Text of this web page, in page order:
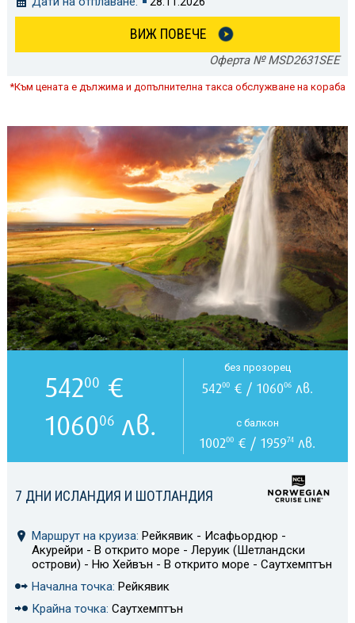
ВИЖ ПОВЕЧЕ
Оферта № MSD2631SEE
*Към цената е дължима и допълнителна такса обслужване на кораба
7 ДНИ ИСЛАНДИЯ И ШОТЛАНДИЯ
Маршрут на круиза: Рейкявик - Исафьордюр -
Акурейри - В открито море - Леруик (Шетландски
острови) - Ню Хейвън - В открито море - Саутхемптън
Начална точка: Рейкявик
Крайна точка: Саутхемптън
54200 €
106006лв.
без прозорец
54200 € / 106006 лв.
с балкон
100200 € / 195974 лв.